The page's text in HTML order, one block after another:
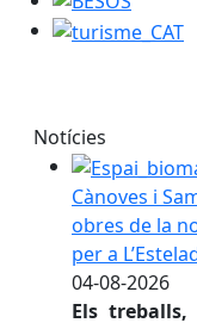
turisme_CAT
Notícies
Cànoves i
obres de la
per a
04-08-2026
Els